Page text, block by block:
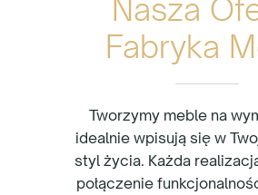
Nasza
Fabryka
Tworzymy meble na
idealnie wpisują się w
styl życia. Każda
połączenie